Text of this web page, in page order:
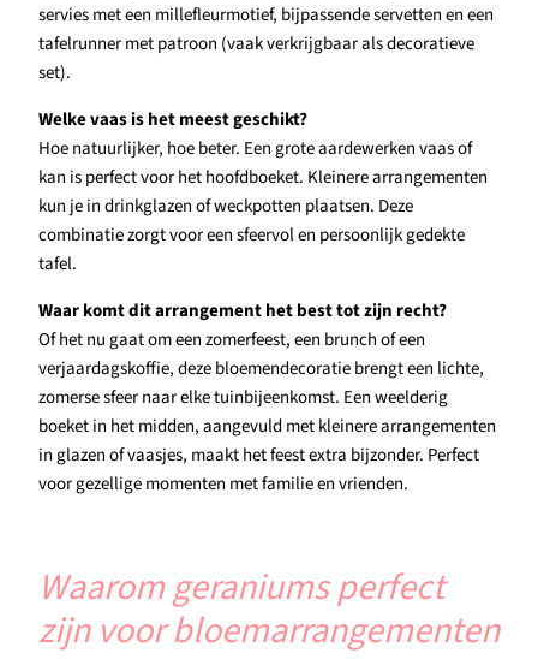
servies met een millefleurmotief, bijpassende servetten en een
tafelrunner met patroon (vaak verkrijgbaar als decoratieve
set).
Welke vaas is het meest geschikt?
Hoe natuurlijker, hoe beter. Een grote aardewerken vaas of
kan is perfect voor het hoofdboeket. Kleinere arrangementen
kun je in drinkglazen of weckpotten plaatsen. Deze
combinatie zorgt voor een sfeervol en persoonlijk gedekte
tafel.
Waar komt dit arrangement het best tot zijn recht?
Of het nu gaat om een zomerfeest, een brunch of een
verjaardagskoffie, deze bloemendecoratie brengt een lichte,
zomerse sfeer naar elke tuinbijeenkomst. Een weelderig
boeket in het midden, aangevuld met kleinere arrangementen
in glazen of vaasjes, maakt het feest extra bijzonder. Perfect
voor gezellige momenten met familie en vrienden.
Waarom geraniums perfect
zijn voor bloemarrangementen